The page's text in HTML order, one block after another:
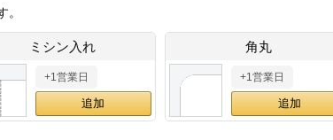
ミシン入れ
+1営業日
角丸
+1営業日